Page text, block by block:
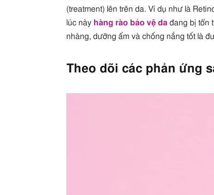
(treatment) lên trên da. Ví dụ như là
lúc này hàng rào bảo vệ da đang bị tổn
nhàng, dưỡng ẩm và chống nắng tốt là
Theo dõi các phản ứng